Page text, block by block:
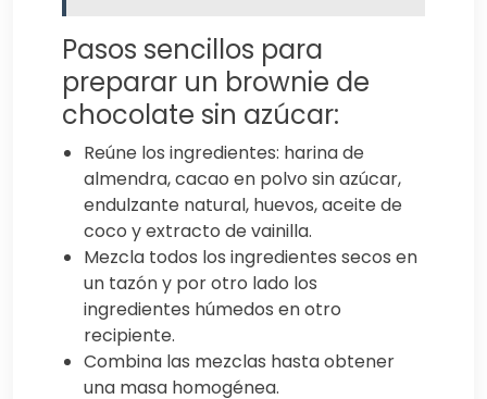
Pasos sencillos para
preparar un brownie de
chocolate sin azúcar:
Reúne los ingredientes: harina de
almendra, cacao en polvo sin azúcar,
endulzante natural, huevos, aceite de
coco y extracto de vainilla.
Mezcla todos los ingredientes secos en
un tazón y por otro lado los
ingredientes húmedos en otro
recipiente.
Combina las mezclas hasta obtener
una masa homogénea.